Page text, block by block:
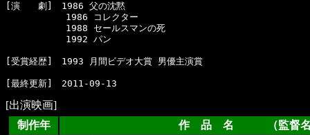
[演　　劇]　1986 父の沈黙
      　　　1986 コレクター
      　　　1988 セールスマンの死
      　　　1992 パン
[受賞経歴]　1993 月間ビデオ大賞 男優主演賞
[出演映画]
制作年
作 品 名 （監督名